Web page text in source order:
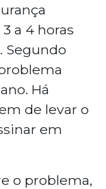
a 4 horas
Segundo
Há
de levar o
em
o problema,